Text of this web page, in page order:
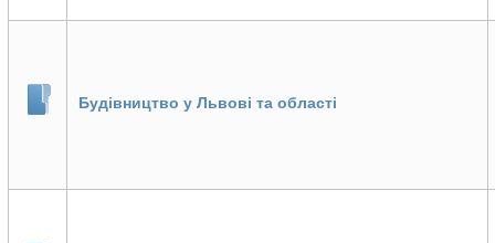
Будівництво у Львові та області